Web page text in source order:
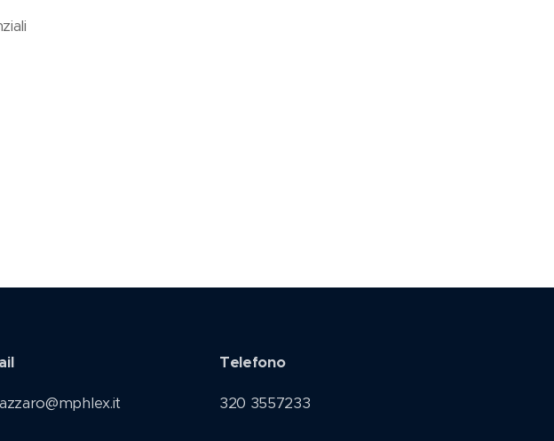
Telefono
320 3557233